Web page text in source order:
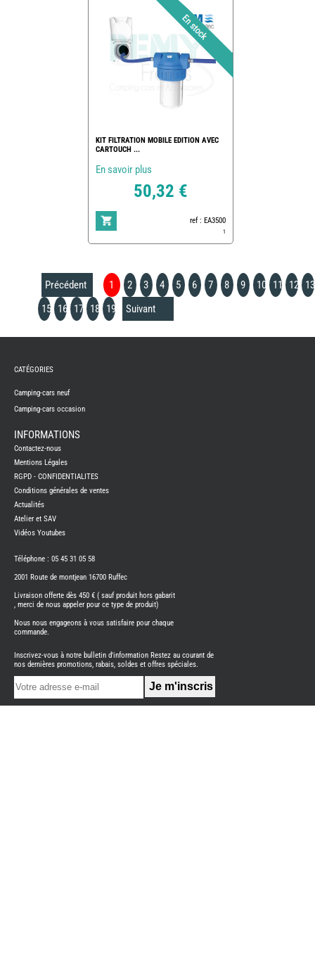
KIT FILTRATION MOBILE EDITION AVEC
CARTOUCH ...
En savoir plus
50,32 €
ref : EA3500
1
Précédent 1 2 3 4 5 6 7 8 9 10 11 12
13
15
16 17 18 19 Suivant
CAMPING-
NEUFS
CAMPING-
CAMPING-
BENIMAR
CAMPING-
CARADO
CAMPING-
ITINEO
CAMPING-
OCCASION
CARADO
NEUFS
FOURGON
BENIMAR
FOURGON
CATÉGORIES
Camping-cars neuf
Camping-cars occasion
INFORMATIONS
Contactez-nous
Mentions Légales
RGPD - CONFIDENTIALITES
Conditions générales de ventes
Actualités
Atelier et SAV
Vidéos Youtubes
Téléphone : 05 45 31 05 58
2001 Route de montjean 16700 Ruffec
Livraison offerte dès 450 € ( sauf produit hors gabarit
, merci de nous appeler pour ce type de produit)
Nous nous engageons à vous satisfaire pour chaque
commande.
Inscrivez-vous à notre bulletin d'information Restez au courant de
nos dernières promotions, rabais, soldes et offres spéciales.